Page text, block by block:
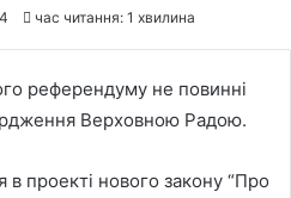
час читання: 1 хвилина
референдуму не повинні
Верховною Радою.
в проекті нового закону “Про